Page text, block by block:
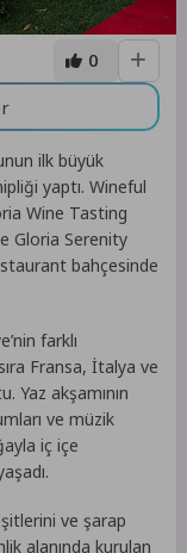
0
ilk büyük
yaptı. Wineful
Wine Tasting
Gloria Serenity
bahçesinde
farklı
Fransa, İtalya ve
Yaz akşamının
ve müzik
iç içe
ve şarap
alanında kurulan